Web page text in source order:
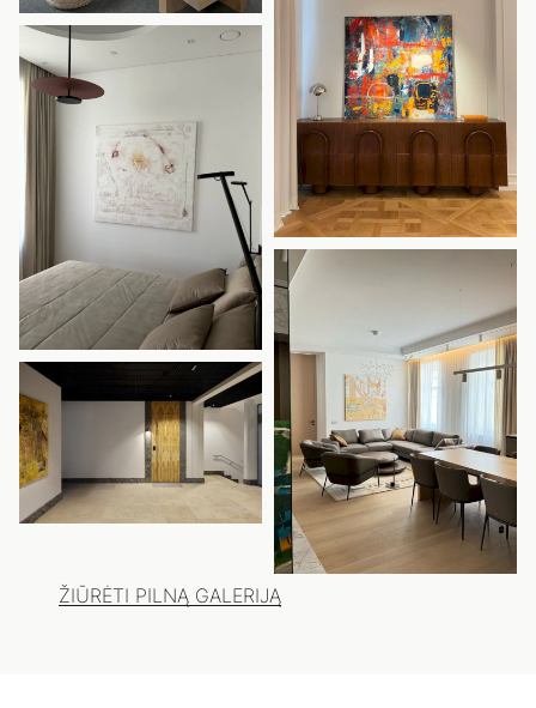
ŽIŪRĖTI PILNĄ GALERIJĄ